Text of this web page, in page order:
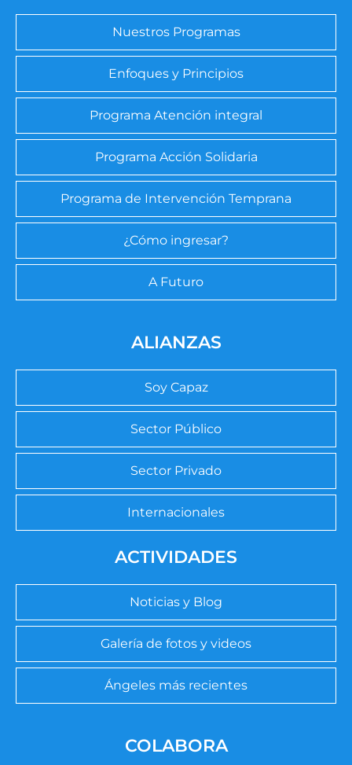
Nuestros Programas
Enfoques y Principios
Programa Atención integral
Programa Acción Solidaria
Programa de Intervención Temprana
¿Cómo ingresar?
A Futuro
ALIANZAS
Soy Capaz
Sector Público
Sector Privado
Internacionales
ACTIVIDADES
Noticias y Blog
Galería de fotos y videos
Ángeles más recientes
COLABORA